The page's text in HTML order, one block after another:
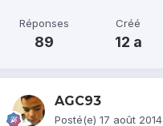
Réponses
89
Créé
12 a
AGC93
Posté(e) 17 août 2014